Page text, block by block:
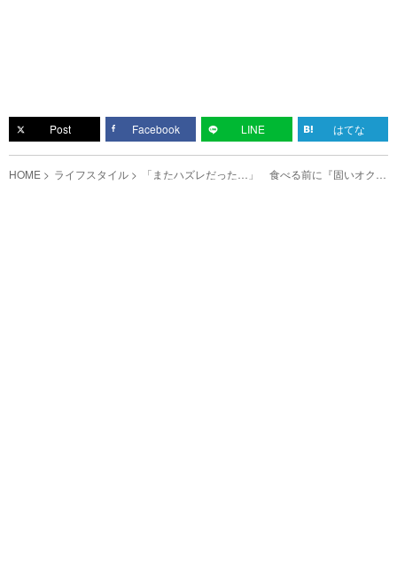
Post Facebook LINE はてな
HOME ライフスタイル 「またハズレだった…」 食べる前に『固いオク
ラ』を見分ける方法に、なるほど！